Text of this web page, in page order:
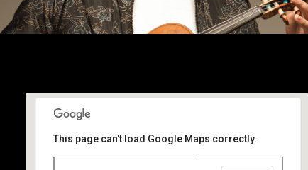
This page can't load Google Maps correctly.